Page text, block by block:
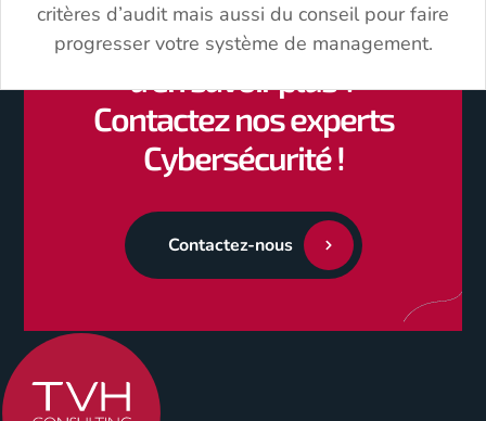
critères d’audit mais aussi du conseil pour faire
progresser votre système de management.
Des questions ? Envie
d’en savoir plus ?
Contactez nos experts
Cybersécurité !
Contactez-nous